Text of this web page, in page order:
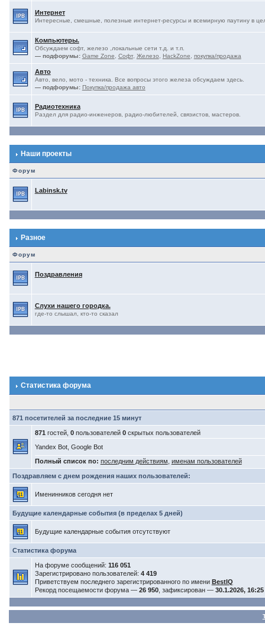
Интернет
Интересные, смешные, полезные интернет-ресурсы и всемирную паутину в
Компьютеры.
Обсуждаем софт, железо ,локальные сети т.д. и т.п.
— подфорумы: Game Zone Софт, Железо HackZone покупка/продажа
Авто
Авто, вело, мото - техника. Все вопросы этого железа обсуждаем здесь.
— подфорумы: Покупка/продажа авто
Радиотехника
Раздел для радио-инженеров, радио-любителей, связистов, мастеров.
Наши проекты
Форум
Labinsk.tv
Разное
Форум
Поздравления
Слухи нашего городка.
где-то слышал, кто-то сказал
Статистика форума
871 посетителей за последние 15 минут
871 гостей, 0пользователей 0скрытых пользователей
Yandex Bot, Google Bot
Полный список по: последним действиям именам пользователей
Поздравляем с днем рождения наших пользователей:
Именинников сегодня нет
Будущие календарные события (в пределах 5 дней)
Будущие календарные события отсутствуют
Статистика форума
На форуме сообщений: 116 051
Зарегистрировано пользователей: 4 419
Приветствуем последнего зарегистрированного по имени BestIQ
Рекорд посещаемости форума — 26 950, зафиксирован — 30.1.2026, 16:25